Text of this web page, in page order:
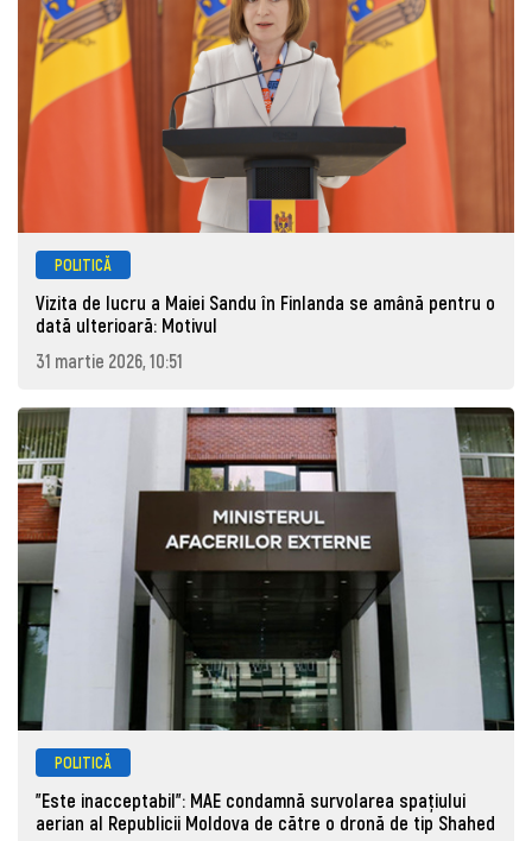
POLITICĂ
Vizita de lucru a Maiei Sandu în Finlanda se amână pentru o
dată ulterioară: Motivul
31 martie 2026, 10:51
POLITICĂ
"Este inacceptabil": MAE condamnă survolarea spațiului
aerian al Republicii Moldova de către o dronă de tip Shahed